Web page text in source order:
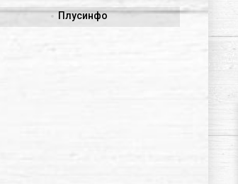
Плусинфо